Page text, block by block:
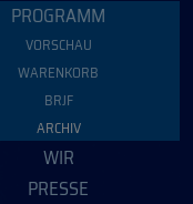
PROGRAMM
VORSCHAU
WARENKORB
BRJF
ARCHIV
WIR
PRESSE